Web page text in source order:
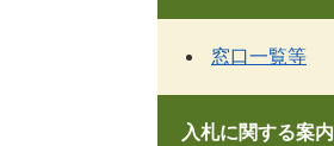
窓口一覧等
入札に関する案内